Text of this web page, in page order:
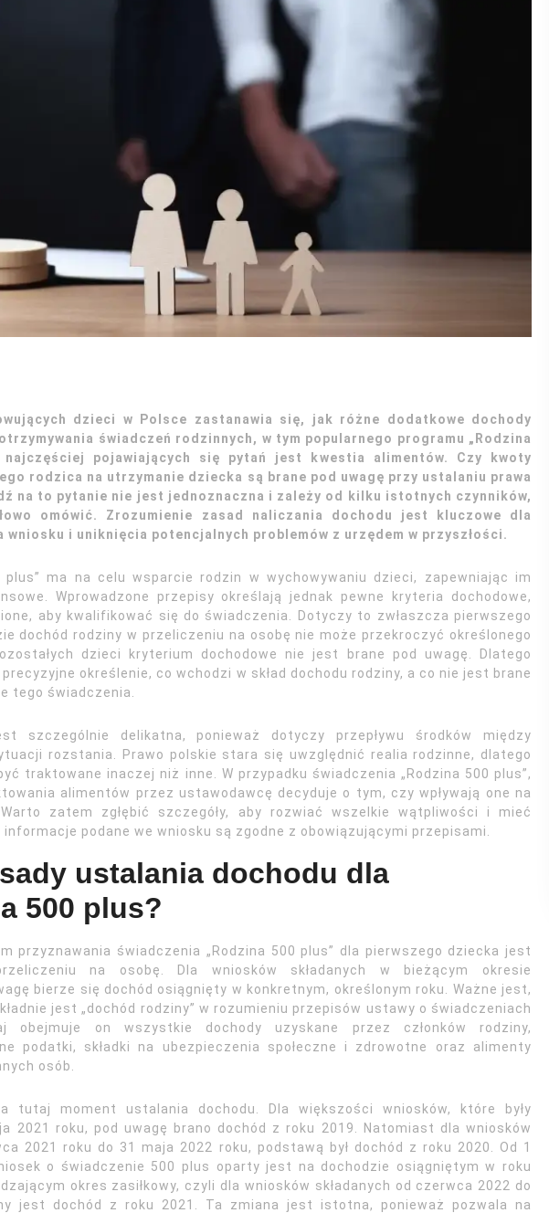
dzieci w Polsce zastanawia się, jak różne dodatkowe dochody
świadczeń rodzinnych, w tym popularnego programu „Rodzina
pojawiających się pytań jest kwestia alimentów. Czy kwoty
rodzica na utrzymanie dziecka są brane pod uwagę przy ustalaniu prawa
na to pytanie nie jest jednoznaczna i zależy od kilku istotnych czynników,
omówić. Zrozumienie zasad naliczania dochodu jest kluczowe dla
wniosku i uniknięcia potencjalnych problemów z urzędem w przyszłości.
plus” ma na celu wsparcie rodzin w wychowywaniu dzieci, zapewniając im
Wprowadzone przepisy określają jednak pewne kryteria dochodowe,
aby kwalifikować się do świadczenia. Dotyczy to zwłaszcza pierwszego
dochód rodziny w przeliczeniu na osobę nie może przekroczyć określonego
dzieci kryterium dochodowe nie jest brane pod uwagę. Dlatego
określenie, co wchodzi w skład dochodu rodziny, a co nie jest brane
tego świadczenia.
szczególnie delikatna, ponieważ dotyczy przepływu środków między
rozstania. Prawo polskie stara się uwzględnić realia rodzinne, dlatego
traktowane inaczej niż inne. W przypadku świadczenia „Rodzina 500 plus”,
alimentów przez ustawodawcę decyduje o tym, czy wpływają one na
zatem zgłębić szczegóły, aby rozwiać wszelkie wątpliwości i mieć
podane we wniosku są zgodne z obowiązującymi przepisami.
ustalania dochodu dla
500 plus?
przyznawania świadczenia „Rodzina 500 plus” dla pierwszego dziecka jest
na osobę. Dla wniosków składanych w bieżącym okresie
bierze się dochód osiągnięty w konkretnym, określonym roku. Ważne jest,
jest „dochód rodziny” w rozumieniu przepisów ustawy o świadczeniach
obejmuje on wszystkie dochody uzyskane przez członków rodziny,
podatki, składki na ubezpieczenia społeczne i zdrowotne oraz alimenty
osób.
tutaj moment ustalania dochodu. Dla większości wniosków, które były
2021 roku, pod uwagę brano dochód z roku 2019. Natomiast dla wniosków
2021 roku do 31 maja 2022 roku, podstawą był dochód z roku 2020. Od 1
o świadczenie 500 plus oparty jest na dochodzie osiągniętym w roku
okres zasiłkowy, czyli dla wniosków składanych od czerwca 2022 do
jest dochód z roku 2021. Ta zmiana jest istotna, ponieważ pozwala na